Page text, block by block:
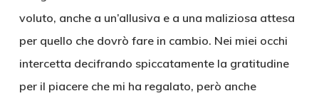
voluto, anche a un’allusiva e a una maliziosa attesa
per quello che dovrò fare in cambio. Nei miei occhi
intercetta decifrando spiccatamente la gratitudine
per il piacere che mi ha regalato, però anche